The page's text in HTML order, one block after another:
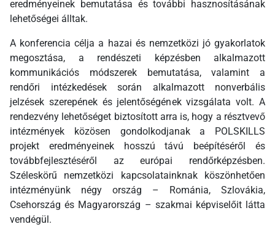
eredményeinek bemutatása és további hasznosításának
lehetőségei álltak.
A konferencia célja a hazai és nemzetközi jó gyakorlatok
megosztása, a rendészeti képzésben alkalmazott
kommunikációs módszerek bemutatása, valamint a
rendőri intézkedések során alkalmazott nonverbális
jelzések szerepének és jelentőségének vizsgálata volt. A
rendezvény lehetőséget biztosított arra is, hogy a résztvevő
intézmények közösen gondolkodjanak a POLSKILLS
projekt eredményeinek hosszú távú beépítéséről és
továbbfejlesztéséről az európai rendőrképzésben.
Széleskörű nemzetközi kapcsolatainknak köszönhetően
intézményünk négy ország – Románia, Szlovákia,
Csehország és Magyarország – szakmai képviselőit látta
vendégül.